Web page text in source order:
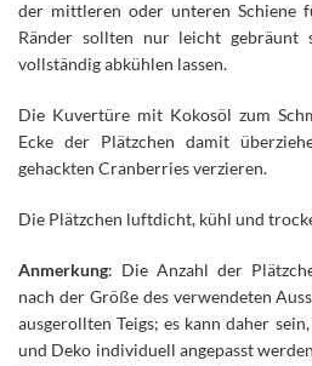
der mittleren oder unteren Schiene
Ränder sollten nur leicht gebräunt
vollständig abkühlen lassen.
Die Kuvertüre mit Kokosöl zum
Ecke der Plätzchen damit
gehackten Cranberries verzieren.
Die Plätzchen luftdicht, kühl und
Anmerkung: Die Anzahl der
nach der Größe des verwendeten
ausgerollten Teigs; es kann daher
und Deko individuell angepasst